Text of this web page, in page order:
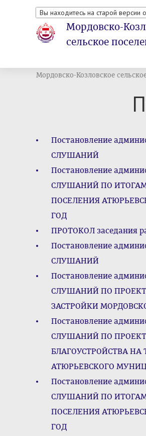
Вы находитесь на старой версии
Мордовско-
сельское
Мордовско-Козловское
Постановление
СЛУШАНИЙ
Постановление
СЛУШАНИЙ ПО
ПОСЕЛЕНИЯ
ГОД
ПРОТОКОЛ заседания
Постановление
СЛУШАНИЙ
Постановление
СЛУШАНИЙ ПО
ЗАСТРОЙКИ
Постановление
СЛУШАНИЙ ПО
БЛАГОУСТРОЙСТВА
АТЮРЬЕВСКОГО
Постановление
СЛУШАНИЙ ПО
ПОСЕЛЕНИЯ
ГОД